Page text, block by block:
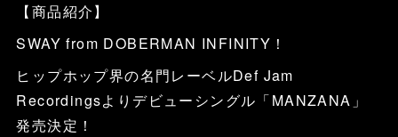
【商品紹介】
SWAY from DOBERMAN INFINITY！
ヒップホップ界の名門レーベルDef Jam
Recordingsよりデビューシングル「MANZANA」
発売決定！